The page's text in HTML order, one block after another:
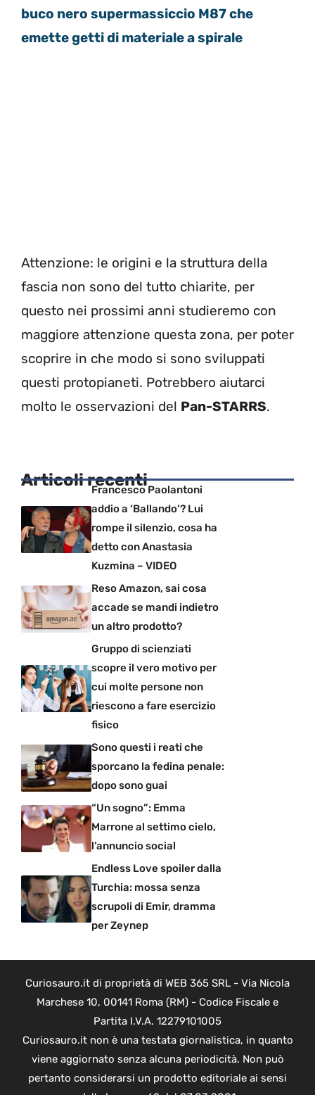
buco nero supermassiccio M87 che
emette getti di materiale a spirale
Attenzione: le origini e la struttura della
fascia non sono del tutto chiarite, per
questo nei prossimi anni studieremo con
maggiore attenzione questa zona, per poter
scoprire in che modo si sono sviluppati
questi protopianeti. Potrebbero aiutarci
molto le osservazioni del Pan-STARRS.
Articoli recentiFrancesco Paolantoni
addio a ‘Ballando’? Lui
rompe il silenzio, cosa ha
detto con Anastasia
Kuzmina – VIDEO
Reso Amazon, sai cosa
accade se mandi indietro
un altro prodotto?
Gruppo di scienziati
scopre il vero motivo per
cui molte persone non
riescono a fare esercizio
fisico
Sono questi i reati che
sporcano la fedina penale:
dopo sono guai
“Un sogno”: Emma
Marrone al settimo cielo,
l’annuncio social
Endless Love spoiler dalla
Turchia: mossa senza
scrupoli di Emir, dramma
per Zeynep
Curiosauro.it di proprietà di WEB 365 SRL - Via Nicola
Marchese 10, 00141 Roma (RM) - Codice Fiscale e
Partita I.V.A. 12279101005
Curiosauro.it non è una testata giornalistica, in quanto
viene aggiornato senza alcuna periodicità. Non può
pertanto considerarsi un prodotto editoriale ai sensi